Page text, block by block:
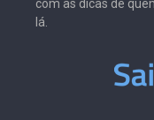
com as dicas de
lá.